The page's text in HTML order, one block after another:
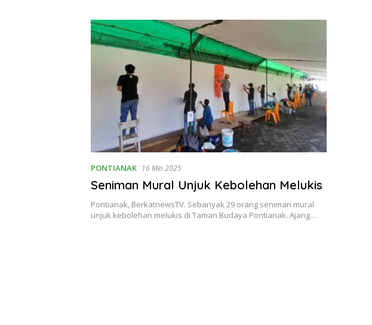
PONTIANAK 16 Mei 2025
Seniman Mural Unjuk Kebolehan Melukis
Pontianak, BerkatnewsTV. Sebanyak 29 orang seniman mural
unjuk kebolehan melukis di Taman Budaya Pontianak. Ajang…